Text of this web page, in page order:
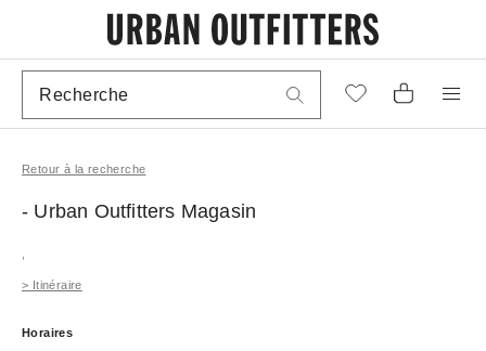
Retour à la recherche
- Urban Outfitters Magasin
> Itinéraire
Horaires